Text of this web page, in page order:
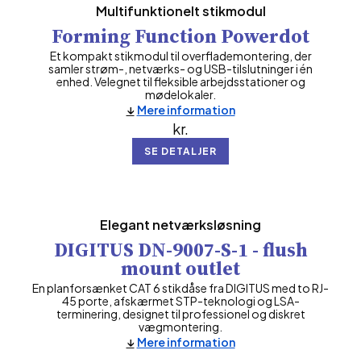
Multifunktionelt stikmodul
Forming Function Powerdot
Et kompakt stikmodul til overflademontering, der
samler strøm-, netværks- og USB-tilslutninger i én
enhed. Velegnet til fleksible arbejdsstationer og
mødelokaler.
kr.
SE DETALJER
Mere information
Elegant netværksløsning
DIGITUS DN-9007-S-1 - flush
mount outlet
En planforsænket CAT 6 stikdåse fra DIGITUS med to RJ-
45 porte, afskærmet STP-teknologi og LSA-
terminering, designet til professionel og diskret
vægmontering.
Mere information